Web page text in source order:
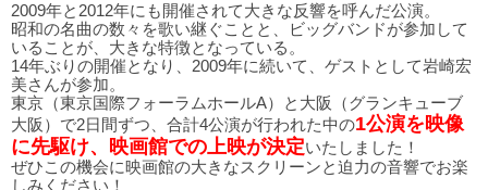
2009年と2012年にも開催されて大きな反響を呼んだ公演。
昭和の名曲の数々を歌い継ぐことと、ビッグバンドが参加して
いることが、大きな特徴となっている。
14年ぶりの開催となり、2009年に続いて、ゲストとして岩崎宏
美さんが参加。
東京（東京国際フォーラムホールA）と大阪（グランキューブ
大阪）で2日間ずつ、合計4公演が行われた中の1公演を映像
に先駆け、映画館での上映が決定いたしました！
ぜひこの機会に映画館の大きなスクリーンと迫力の音響でお楽
しみください！